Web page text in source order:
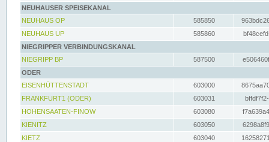
NEUHAUSER SPEISEKANAL
NEUHAUS OP
585850
NEUHAUS UP
585860
NIEGRIPPER VERBINDUNGSKANAL
NIEGRIPP BP
587500
ODER
EISENHÜTTENSTADT
603000
FRANKFURT1 (ODER)
603031
HOHENSAATEN-FINOW
603080
KIENITZ
603050
KIETZ
603040